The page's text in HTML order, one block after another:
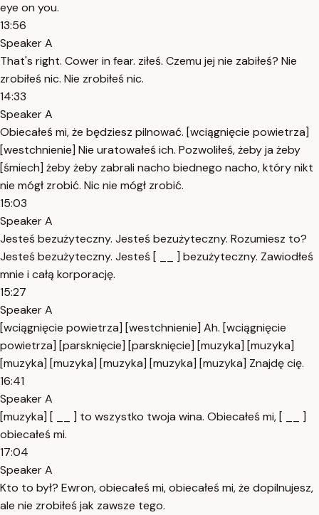
eye on you.
13:56
Speaker A
That's right. Cower in fear. ziłeś. Czemu jej nie zabiłeś? Nie
zrobiłeś nic. Nie zrobiłeś nic.
14:33
Speaker A
Obiecałeś mi, że będziesz pilnować. [wciągnięcie powietrza]
[westchnienie] Nie uratowałeś ich. Pozwoliłeś, żeby ja żeby
[śmiech] żeby żeby zabrali nacho biednego nacho, który nikt
nie mógł zrobić. Nic nie mógł zrobić.
15:03
Speaker A
Jesteś bezużyteczny. Jesteś bezużyteczny. Rozumiesz to?
Jesteś bezużyteczny. Jesteś [ __ ] bezużyteczny. Zawiodłeś
mnie i całą korporację.
15:27
Speaker A
[wciągnięcie powietrza] [westchnienie] Ah. [wciągnięcie
powietrza] [parsknięcie] [parsknięcie] [muzyka] [muzyka]
[muzyka] [muzyka] [muzyka] [muzyka] [muzyka] Znajdę cię.
16:41
Speaker A
[muzyka] [ __ ] to wszystko twoja wina. Obiecałeś mi, [ __ ]
obiecałeś mi.
17:04
Speaker A
Kto to był? Ewron, obiecałeś mi, obiecałeś mi, że dopilnujesz,
ale nie zrobiłeś jak zawsze tego.